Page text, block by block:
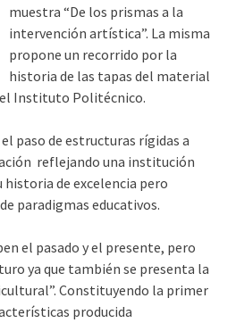
muestra “De los prismas a la
intervención artística”. La misma
propone un recorrido por la
historia de las tapas del material
Instituto Politécnico.
paso de estructuras rígidas a
reflejando una institución
historia de excelencia pero
paradigmas educativos.
el pasado y el presente, pero
ya que también se presenta la
Constituyendo la primer
producida